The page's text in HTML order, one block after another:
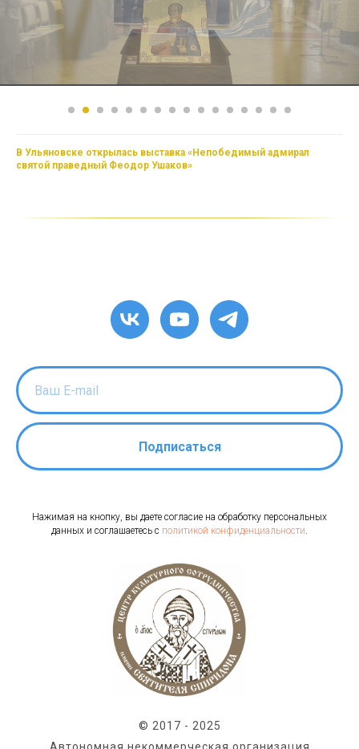
В Ульяновске открылась выставка «Непобедимый адмирал
святой праведный Феодор Ушаков»
Подписаться
Нажимая на кнопку, вы даете согласие на обработку персональных
данных и соглашаетесь c политикой конфиденциальности.
© 2017 - 2025
Автономная некоммерческая организация